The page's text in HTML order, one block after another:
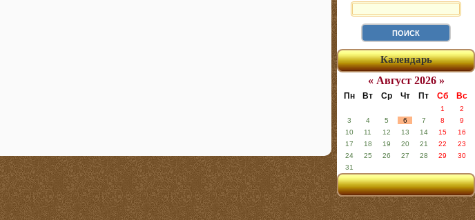
Календарь
« Август 2026 »
Пн Вт Ср Чт Пт Сб Вс
1
2
3
4 5 6 7 8
9
10
11 12 13 14 15
16
17
18 19 20 21 22
23
24
25 26 27 28 29
30
31